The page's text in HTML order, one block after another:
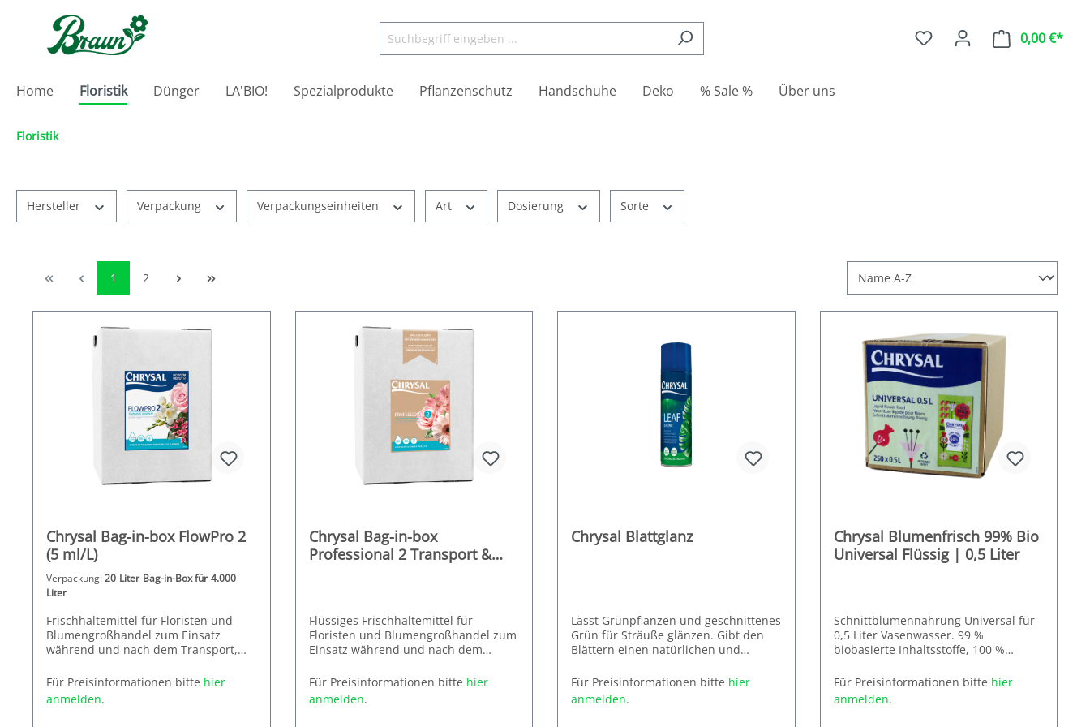
springen
0,00 €*
Home Floristik Dünger LA'BIO! Spezialprodukte Pflanzenschutz Handschuhe Deko % Sale % Über uns
Floristik
Hersteller Verpackung Verpackungseinheiten Art Dosierung Sorte
1 2
Chrysal Bag-in-box FlowPro 2
(5 ml/L)
Verpackung:20 Liter Bag-in-Box für 4.000
Liter
Frischhaltemittel für Floristen und
Blumengroßhandel zum Einsatz
während und nach dem Transport,
Anschnitt entfällt.
Dosierung: 5 ml/Liter, Hauptwirkstoffe:
Zitronensäure, Glukose
Für Preisinformationen bitte hier
anmelden.
Chrysal Bag-in-box
Professional 2 Transport &
Flüssiges Frischhaltemittel für
Floristen und Blumengroßhandel zum
Einsatz während und nach dem
Hauptwirkstoffe: Zitronensäure,
Glukose
Für Preisinformationen bitte hier
anmelden.
Chrysal Blattglanz
Lässt Grünpflanzen und geschnittenes
Grün für Sträuße glänzen. Gibt den
Blättern einen natürlichen und
und Kalkflecken und beugt
Staubbildung vor.
Die 250 ml Dose ist in einer
Verpackungseinheit zu 12 Dosen
erhältlich.
Für Preisinformationen bitte hier
anmelden.
Chrysal Blumenfrisch 99% Bio
Universal Flüssig | 0,5 Liter
Schnittblumennahrung Universal für
0,5 Liter Vasenwasser. 99 %
biobasierte Inhaltsstoffe, 100 %
Hauptwirkstoffe: Zitronensäure,
Glukose
Für Preisinformationen bitte hier
anmelden.